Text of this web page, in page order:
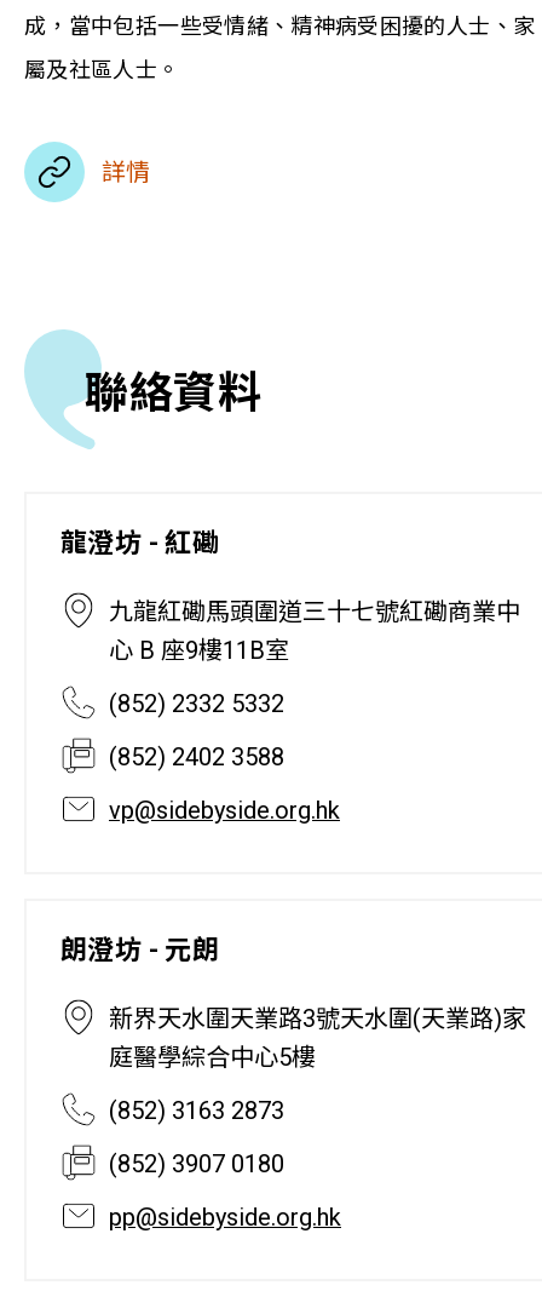
成，當中包括一些受情緒、精神病受困擾的人士、家
屬及社區人士。
詳情
聯絡資料
龍澄坊 - 紅磡
九龍紅磡馬頭圍道三十七號紅磡商業中
心 B 座9樓11B室
(852) 2332 5332
(852) 2402 3588
vp@sidebyside.org.hk
朗澄坊 - 元朗
新界天水圍天業路3號天水圍(天業路)家
庭醫學綜合中心5樓
(852) 3163 2873
(852) 3907 0180
pp@sidebyside.org.hk